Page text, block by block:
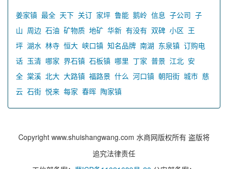
姜家镇 最全 天下 关订 家坪 鲁能 鹅岭 信息 子公司 子
山 周边 石油 矿物质 地矿 华新 有没有 双碑 小区 王
坪 湖水 林寺 恒大 峡口镇 知名品牌 南湖 东泉镇 订购电
话 玉清 哪家 界石镇 石板镇 哪里 丁家 普景 江北 安
全 棠溪 北大 大路镇 福路景 什么 河口镇 朝阳街 城市 慈
云 石街 悦来 每家 春晖 陶家镇
Copyright www.shuishangwang.com 水商网版权所有 盗版将
追究法律责任